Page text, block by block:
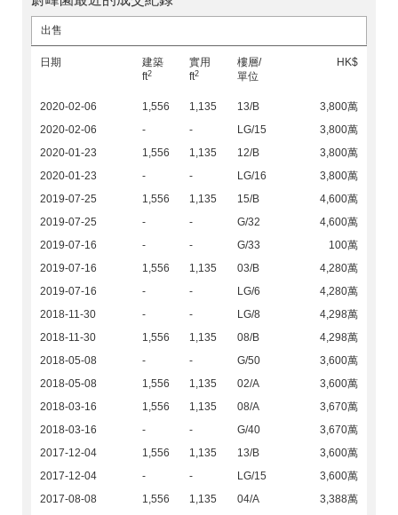
出售
日期
建築
ft2
實用
ft2
樓層/
單位
HK$
2020-02-06 1,556 1,135 13/B
3,800萬
2020-02-06
- - LG/15
3,800萬
2020-01-23
1,556 1,135 12/B
3,800萬
2020-01-23
- - LG/16
3,800萬
2019-07-25
1,556 1,135 15/B
4,600萬
2019-07-25
- - G/32
4,600萬
2019-07-16
- - G/33
100萬
2019-07-16
1,556 1,135 03/B
4,280萬
2019-07-16
- - LG/6
4,280萬
2018-11-30
- - LG/8
4,298萬
2018-11-30
1,556 1,135 08/B
4,298萬
2018-05-08
- - G/50
3,600萬
2018-05-08
1,556 1,135 02/A
3,600萬
2018-03-16
1,556 1,135 08/A
3,670萬
2018-03-16
- - G/40
3,670萬
2017-12-04
1,556 1,135 13/B
3,600萬
2017-12-04
- - LG/15
3,600萬
2017-08-08
1,556 1,135 04/A
3,388萬